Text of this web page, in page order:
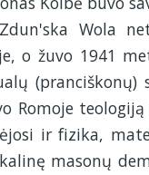
Wola
o žuvo 1941
(pranciškonų)
Romoje
ir fizika,
masonų